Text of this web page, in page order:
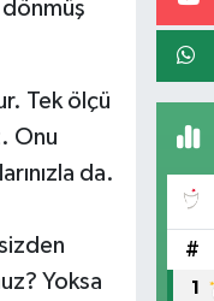
dönmüş
Tek ölçü
Onu
da.
Yoksa
#
1